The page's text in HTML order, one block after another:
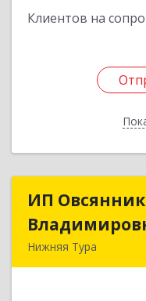
Клиентов на
ИП
Нижняя Тура
ИП